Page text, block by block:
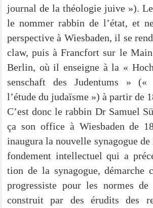
jour­nal de la théo­lo­gie jui­ve »).
le nom­mer rab­bin de l’état, et
per­spec­ti­ve à Wies­ba­den, il se
claw, puis à Fran­c­fort sur le
Ber­lin, où il ens­eig­ne à la «
sen­schaft des Juden­tums » («
l’étude du judaïs­me ») à par­tir de
C’est donc le rab­bin Dr Samu­el
ça son office à Wies­ba­den de
inau­gu­ra la nou­vel­le syn­ago­gue
fon­de­ment intellec­tuel qui a
tion de la syn­ago­gue, démar­che
pro­gres­sis­te pour les nor­mes de
con­struit par des éru­dits des